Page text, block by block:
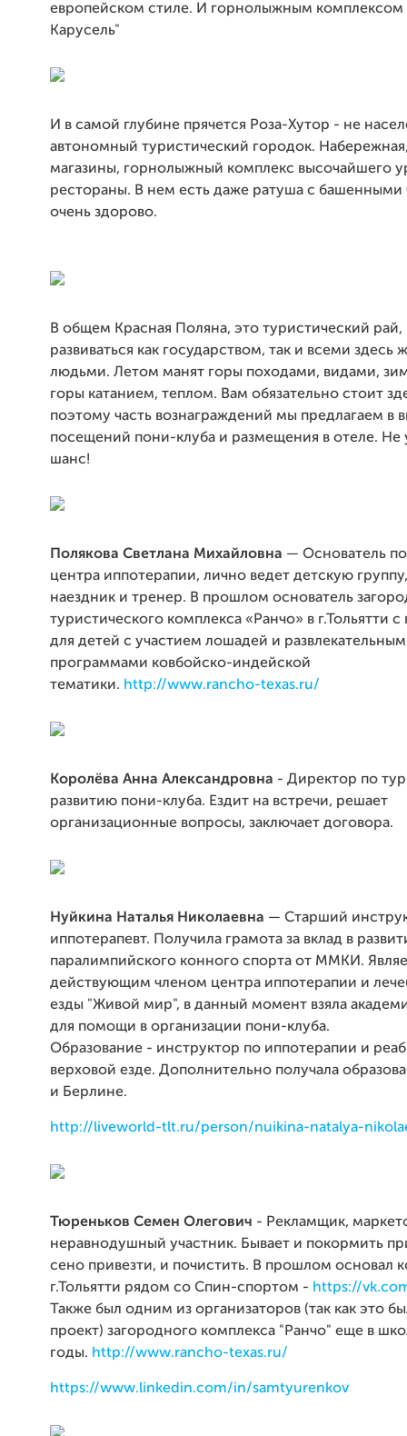
европейском стиле. И горнолыжным комплексом
Карусель"
И в самой глубине прячется Роза-Хутор - не
автономный туристический городок.
магазины, горнолыжный комплекс высочайшего
рестораны. В нем есть даже ратуша с башенными
очень здорово.
В общем Красная Поляна, это туристический
развиваться как государством, так и всеми
людьми. Летом манят горы походами, видами,
горы катанием, теплом. Вам обязательно стоит
поэтому часть вознаграждений мы предлагаем в
посещений пони-клуба и размещения в отеле. Не
шанс!
Полякова Светлана Михайловна — Основатель
центра иппотерапии, лично ведет детскую
наездник и тренер. В прошлом основатель
туристического комплекса «Ранчо» в г.Тольятти
для детей с участием лошадей и
программами ковбойско-индейской
тематики. http://www.rancho-texas.ru/
Королёва Анна Александровна - Директор по
развитию пони-клуба. Ездит на встречи, решает
организационные вопросы, заключает договора.
Нуйкина Наталья Николаевна — Старший
иппотерапевт. Получила грамота за вклад в
паралимпийского конного спорта от ММКИ.
действующим членом центра иппотерапии и
езды "Живой мир", в данный момент взяла
для помощи в организации пони-клуба.
Образование - инструктор по иппотерапии и
верховой езде. Дополнительно получала
и Берлине.
http://liveworld-tlt.ru/person/nuikina-natalya-
Тюреньков Семен Олегович - Рекламщик,
неравнодушный участник. Бывает и покормить
сено привезти, и почистить. В прошлом основал
г.Тольятти рядом со Спин-спортом - https://
Также был одним из организаторов (так как это
проект) загородного комплекса "Ранчо" еще в
годы. http://www.rancho-texas.ru/
https://www.linkedin.com/in/samtyurenkov